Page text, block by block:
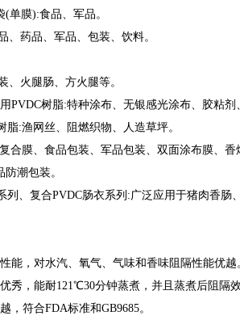
单膜):食品、军品。
、药品、军品、包装、饮料。
、火腿肠、方火腿等。
PVDC树脂:特种涂布、无银感光涂布、胶粘剂
脂:渔网丝、阻燃织物、人造草坪。
合膜、食品包装、军品包装、双面涂布膜、
潮包装。
列、复合PVDC肠衣系列:广泛应用于猪肉香肠
能，对水汽、氧气、气味和香味阻隔性能优越
秀，能耐121℃30分钟蒸煮，并且蒸煮后阻隔效
，符合FDA标准和GB9685。